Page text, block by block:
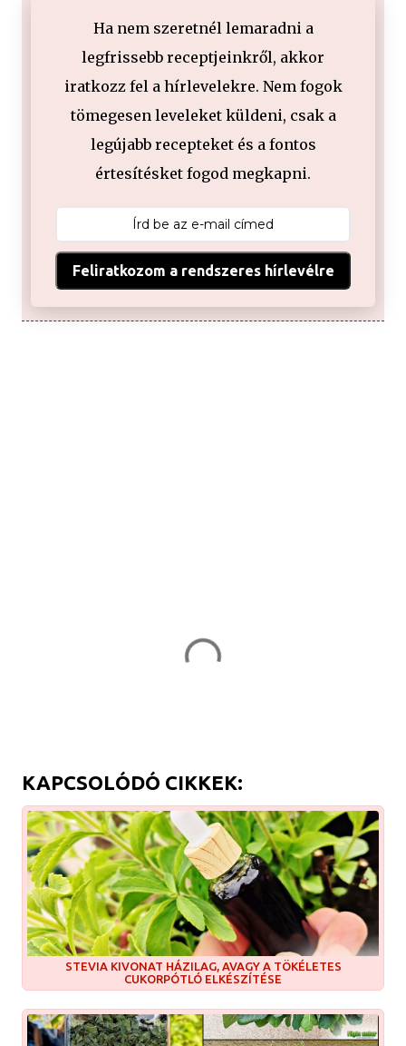
Ha nem szeretnél lemaradni a
legfrissebb receptjeinkről, akkor
iratkozz fel a hírlevelekre. Nem fogok
tömegesen leveleket küldeni, csak a
legújabb recepteket és a fontos
értesítésket fogod megkapni.
Feliratkozom a rendszeres hírlevélre
KAPCSOLÓDÓ CIKKEK:
STEVIA KIVONAT HÁZILAG, AVAGY A TÖKÉLETES
CUKORPÓTLÓ ELKÉSZÍTÉSE